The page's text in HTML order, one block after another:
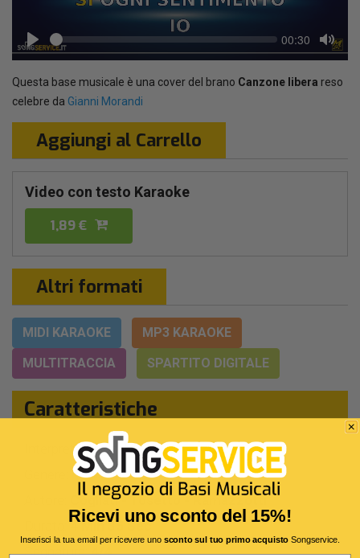
Play
Seek Current
time
00:30
Mute
Questa base musicale è una cover del brano Canzone libera reso
celebre da Gianni Morandi
Aggiungi al Carrello
Video con testo Karaoke
1,89 €
Altri formati
MIDI KARAOKE
MP3 KARAOKE
MULTITRACCIA
SPARTITO DIGITALE
Caratteristiche
Interprete Originale:Gianni Morandi
Leggera Italiana
Cogliati - Tosetto - Ramazzotti
4 Min 35 Sec
Segnatura:4/4
Ricevi uno sconto del 15%!
Inserisci la tua email per ricevere uno sconto sul tuo primo acquistoSongservice.